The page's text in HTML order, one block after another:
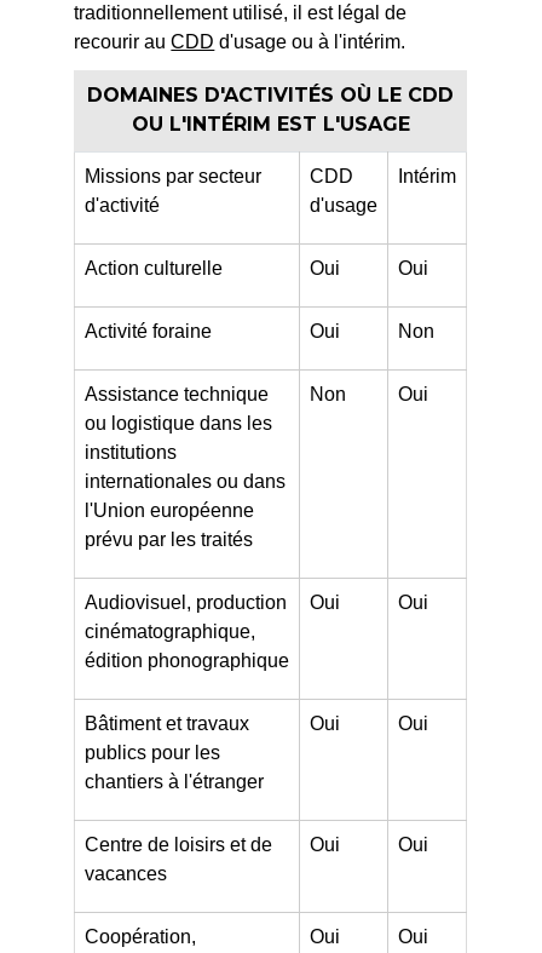
traditionnellement utilisé, il est légal de
recourir auCDD d'usage ou à l'intérim.
DOMAINES D'ACTIVITÉS OÙ LE CDD
OU L'INTÉRIM EST L'USAGE
Missions par secteur
d'activité
CDD
d'usage
Intérim
Action culturelle Oui Oui
Activité foraine Oui Non
Assistance technique
ou logistique dans les
institutions
internationales ou dans
l'Union européenne
prévu par les traités
Non Oui
Audiovisuel, production
cinématographique,
édition phonographique
Oui Oui
Bâtiment et travaux
publics pour les
chantiers à l'étranger
Oui Oui
Centre de loisirs et de
vacances
Oui Oui
Coopération,
Oui Oui